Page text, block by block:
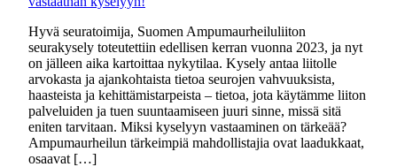
Hyvä seuratoimija, Suomen Ampumaurheiluliiton
seurakysely toteutettiin edellisen kerran vuonna 2023, ja nyt
on jälleen aika kartoittaa nykytilaa. Kysely antaa liitolle
arvokasta ja ajankohtaista tietoa seurojen vahvuuksista,
haasteista ja kehittämistarpeista – tietoa, jota käytämme liiton
palveluiden ja tuen suuntaamiseen juuri sinne, missä sitä
eniten tarvitaan. Miksi kyselyyn vastaaminen on tärkeää?
Ampumaurheilun tärkeimpiä mahdollistajia ovat laadukkaat,
osaavat […]